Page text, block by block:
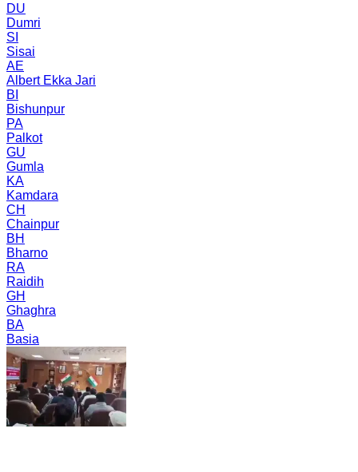
DU
Dumri
SI
Sisai
AE
Albert Ekka Jari
BI
Bishunpur
PA
Palkot
GU
Gumla
KA
Kamdara
CH
Chainpur
BH
Bharno
RA
Raidih
GH
Ghaghra
BA
Basia